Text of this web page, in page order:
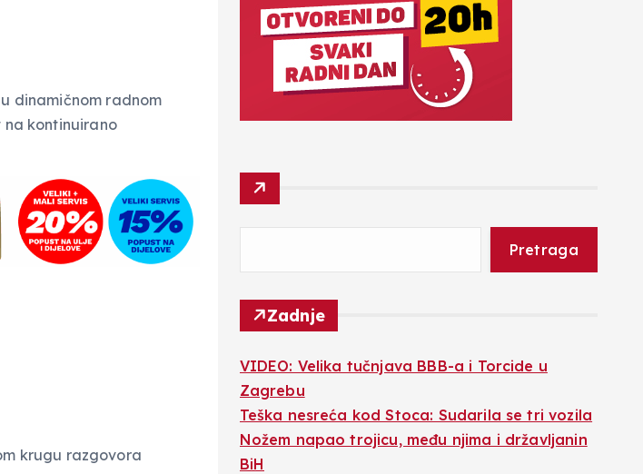
dinamičnom radnom
na kontinuirano
krugu razgovora
Pretraga
Zadnje
VIDEO: Velika tučnjava BBB-a i Torcide u
Zagrebu
Teška nesreća kod Stoca: Sudarila se tri vozila
Nožem napao trojicu, među njima i državljanin
BiH